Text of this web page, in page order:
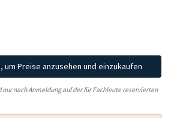
um Preise anzusehen und einzukaufen
nach Anmeldung auf der für Fachleute reservierten